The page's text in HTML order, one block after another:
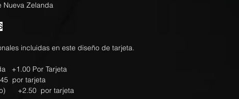
Nueva Zelanda
incluidas en este diseño de tarjeta.
+1.00 Por Tarjeta
tarjeta
+2.50 por tarjeta